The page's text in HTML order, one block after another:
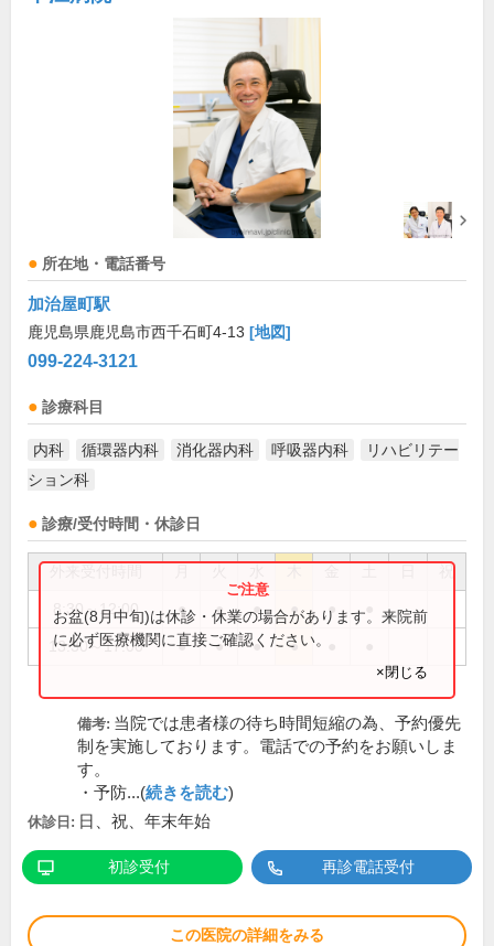
所在地・電話番号
加治屋町駅
鹿児島県鹿児島市西千石町4-13 [地図]
099-224-3121
診療科目
内科 循環器内科 消化器内科 呼吸器内科
リハビリテー
ション科
診療/受付時間・休診日
祝
8:30～12:00 ● ● ● ● ●
13:30～17:00 ● ● ● ●
お盆(8月中旬)は休診・休業の場合があります。来院前
に必ず医療機関に直接ご確認ください。
×閉じる
備考: 当院では患者様の待ち時間短縮の為、予約優先
制を実施しております。電話での予約をお願いしま
す。
・予防...(続きを読む)
休診日: 日、祝、年末年始
初診受付 再診電話受付
この医院の詳細をみる